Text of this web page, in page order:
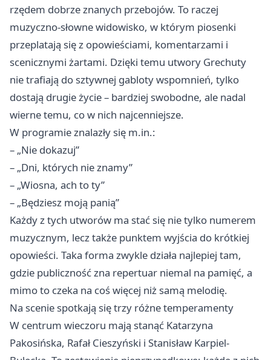
rzędem dobrze znanych przebojów. To raczej
muzyczno-słowne widowisko, w którym piosenki
przeplatają się z opowieściami, komentarzami i
scenicznymi żartami. Dzięki temu utwory Grechuty
nie trafiają do sztywnej gabloty wspomnień, tylko
dostają drugie życie – bardziej swobodne, ale nadal
wierne temu, co w nich najcenniejsze.
W programie znalazły się m.in.:
– „Nie dokazuj”
– „Dni, których nie znamy”
– „Wiosna, ach to ty”
– „Będziesz moją panią”
Każdy z tych utworów ma stać się nie tylko numerem
muzycznym, lecz także punktem wyjścia do krótkiej
opowieści. Taka forma zwykle działa najlepiej tam,
gdzie publiczność zna repertuar niemal na pamięć, a
mimo to czeka na coś więcej niż samą melodię.
Na scenie spotkają się trzy różne temperamenty
W centrum wieczoru mają stanąć Katarzyna
Pakosińska, Rafał Cieszyński i Stanisław Karpiel-